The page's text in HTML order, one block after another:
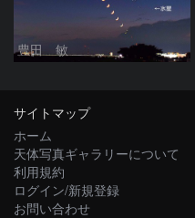
豊田 敏
サイトマップ
ホーム
天体写真ギャラリーについて
利用規約
ログイン/新規登録
お問い合わせ